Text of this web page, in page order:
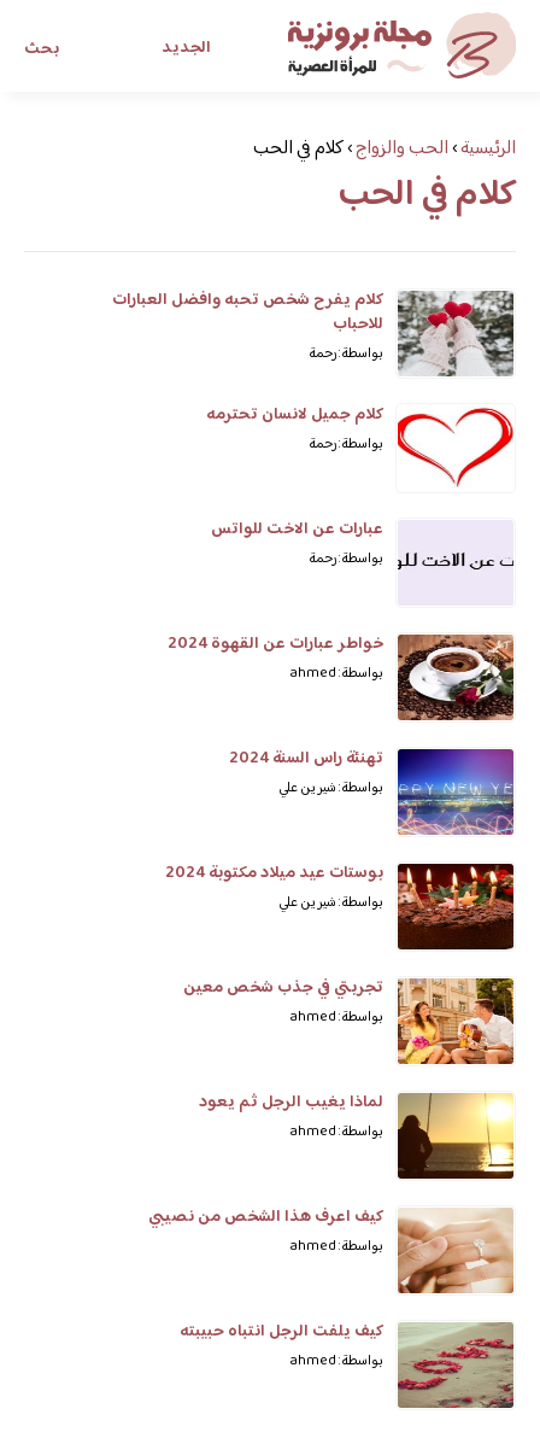
بحث الجديد
مجلة برونزية للفتاة العصريةالرئيسية›الحب والزواج›كلام في الحب
كلام في الحب
كلام يفرح شخص تحبه وافضل العبارات
للاحباب
بواسطة: رحمة
كلام جميل لانسان تحترمه
بواسطة: رحمة
عبارات عن الاخت للواتس
بواسطة: رحمة
خواطر عبارات عن القهوة 2024
بواسطة: ahmed
تهنئة راس السنة 2024
بواسطة: شيرين علي
بوستات عيد ميلاد مكتوبة 2024
بواسطة: شيرين علي
تجربتي في جذب شخص معين
بواسطة: ahmed
لماذا يغيب الرجل ثم يعود
بواسطة: ahmed
كيف اعرف هذا الشخص من نصيبي
بواسطة: ahmed
كيف يلفت الرجل انتباه حبيبته
بواسطة: ahmed